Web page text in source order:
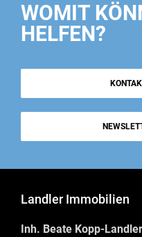
WOMIT
HELFEN?
Landler Immobilien
Inh. Beate Kopp-Landler